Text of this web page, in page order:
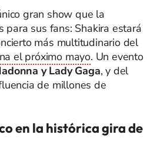
gran show que la
para sus fans: Shakira estará
más multitudinario del
el próximo mayo. Un evento
y Lady Gaga, y del
de millones de
en la histórica gira de